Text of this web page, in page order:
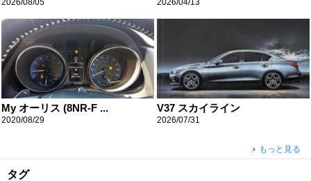
2026/08/05 2026/04/13
My オーリス (8NR-F ...
2020/08/29
V37 スカイライン
2026/07/31
もっと見る
タグ